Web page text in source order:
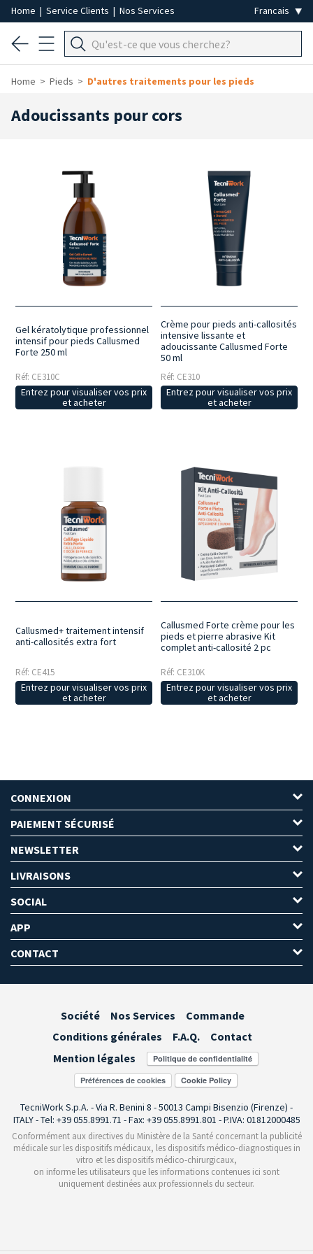
Home | Service Clients | Nos Services
Home Pieds D'autres traitements pour les pieds
Adoucissants pour cors
Gel kératolytique professionnel
intensif pour pieds Callusmed
Forte 250 ml
Réf: CE310C
Entrez pour visualiser vos prix
et acheter
Crème pour pieds anti-callosités
intensive lissante et
adoucissante Callusmed Forte
50 ml
Réf: CE310
Entrez pour visualiser vos prix
et acheter
Callusmed+ traitement intensif
anti-callosités extra fort
Réf: CE415
Entrez pour visualiser vos prix
et acheter
Callusmed Forte crème pour les
pieds et pierre abrasive Kit
complet anti-callosité 2 pc
Réf: CE310K
Entrez pour visualiser vos prix
et acheter
CONNEXION
PAIEMENT SÉCURISÉ
NEWSLETTER
LIVRAISONS
SOCIAL
APP
CONTACT
Société Nos Services
Commande
Conditions générales
F.A.Q.
Contact
Mention légales
Préférences de cookies
TecniWork S.p.A. - Via R. Benini 8 - 50013 Campi Bisenzio (Firenze) -
ITALY - Tel: +39 055.8991.71 - Fax: +39 055.8991.801 - P.IVA: 01812000485
Conformément aux directives du Ministère de la Santé concernant la publicité
médicale sur les dispositifs médicaux, les dispositifs médico-diagnostiques in
vitro et les dispositifs médico-chirurgicaux,
on informe les utilisateurs que les informations contenues ici sont
uniquement destinées aux professionnels du secteur.